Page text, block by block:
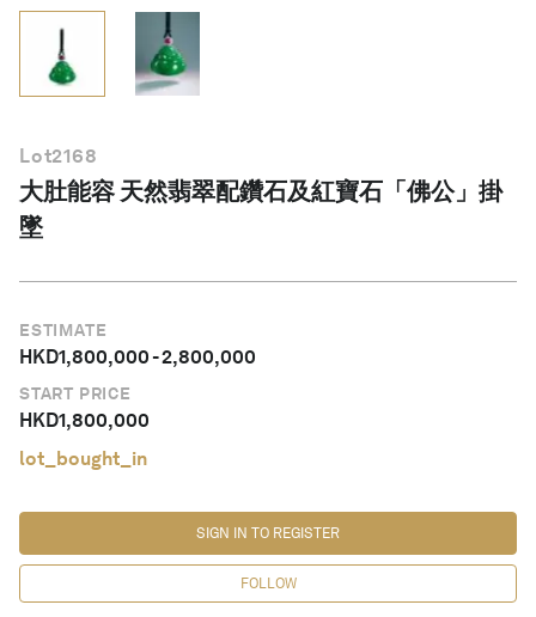
Lot2168
大肚能容 天然翡翠配鑽石及紅寶石「佛公」掛
墜
ESTIMATE
HKD1,800,000-2,800,000
START PRICE
HKD1,800,000
lot_bought_in
FOLLOW
SIGN IN TO REGISTER